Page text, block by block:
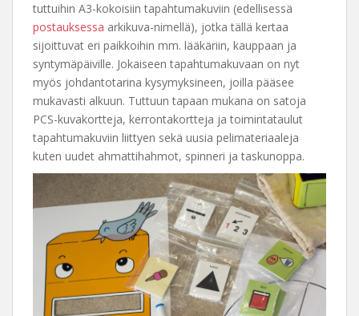
tuttuihin A3-kokoisiin tapahtumakuviin (edellisessä
postauksessa arkikuva-nimellä), jotka tällä kertaa
sijoittuvat eri paikkoihin mm. lääkäriin, kauppaan ja
syntymäpäiville. Jokaiseen tapahtumakuvaan on nyt
myös johdantotarina kysymyksineen, joilla pääsee
mukavasti alkuun. Tuttuun tapaan mukana on satoja
PCS-kuvakortteja, kerrontakortteja ja toimintataulut
tapahtumakuviin liittyen sekä uusia pelimateriaaleja
kuten uudet ahmattihahmot, spinneri ja taskunoppa.